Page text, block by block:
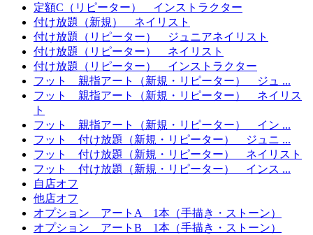
定額C（リピーター） インストラクター
付け放題（新規） ネイリスト
付け放題（リピーター） ジュニアネイリスト
付け放題（リピーター） ネイリスト
付け放題（リピーター） インストラクター
フット 親指アート（新規・リピーター） ジュ ...
フット 親指アート（新規・リピーター） ネイリス
ト
フット 親指アート（新規・リピーター） イン ...
フット 付け放題（新規・リピーター） ジュニ ...
フット 付け放題（新規・リピーター） ネイリスト
フット 付け放題（新規・リピーター） インス ...
自店オフ
他店オフ
オプション アートA 1本（手描き・ストーン）
オプション アートB 1本（手描き・ストーン）